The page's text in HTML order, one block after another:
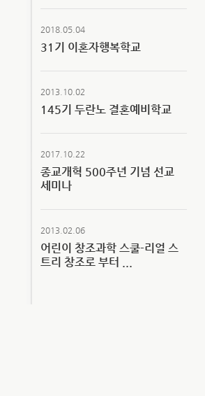
2018.05.04
31기 이혼자행복학교
2013.10.02
145기 두란노 결혼예비학교
2017.10.22
종교개혁 500주년 기념 선교
세미나
2013.02.06
어린이 창조과학 스쿨-리얼 스
트리 창조로 부터 ...